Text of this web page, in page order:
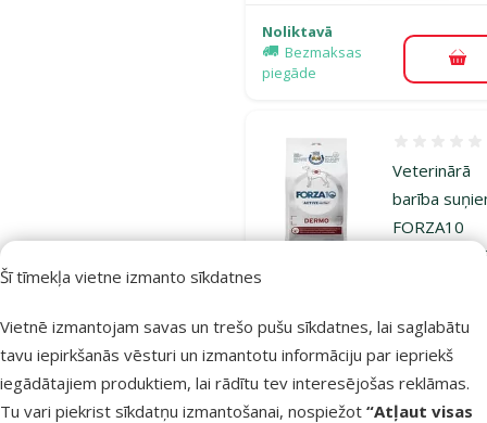
Šī tīmekļa vietne izmanto sīkdatnes
Vietnē izmantojam savas un trešo pušu sīkdatnes, lai saglabātu
tavu iepirkšanās vēsturi un izmantotu informāciju par iepriekš
iegādātajiem produktiem, lai rādītu tev interesējošas reklāmas.
Tu vari piekrist sīkdatņu izmantošanai, nospiežot “Atļaut visas
Noliktavā
Bezmaksas
piegāde
Veterinārā
barība
FORZA10
ACTIVE
Oriģinālā
99,99 €
Cena
75,98 €
Cena par
100 g: 0,8 €